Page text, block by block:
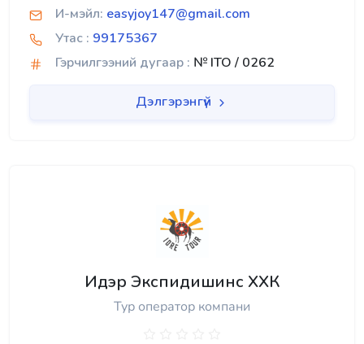
И-мэйл: easyjoy147@gmail.com
Утас : 99175367
Гэрчилгээний дугаар : № ITO / 0262
Дэлгэрэнгүй
Идэр Экспидишинс ХХК
Тур оператор компани